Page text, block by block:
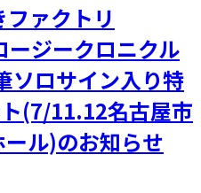
ァクトリ
ージークロニクル
ソロサイン入り特
(7/11.12名古屋市
ル)のお知らせ